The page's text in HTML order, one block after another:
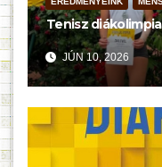
Tenisz
JÚN 10, 2026